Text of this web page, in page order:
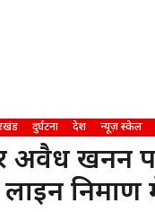
दुर्घटना देश न्यूज़ स्केल
खनन
निर्माण